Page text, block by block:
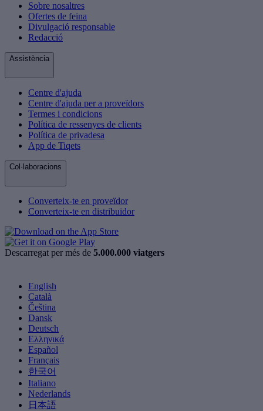
Sobre nosaltres
Ofertes de feina
Divulgació responsable
Redacció
Assistència
Centre d'ajuda
Centre d'ajuda per a proveïdors
Termes i condicions
Política de ressenyes de clients
Política de privadesa
App de Tiqets
Col·laboracions
Converteix-te en proveïdor
Converteix-te en distribuïdor
Descarregat per més de 5.000.000 viatgers
English
Català
Čeština
Dansk
Deutsch
Ελληνικά
Español
Français
한국어
Italiano
Nederlands
日本語